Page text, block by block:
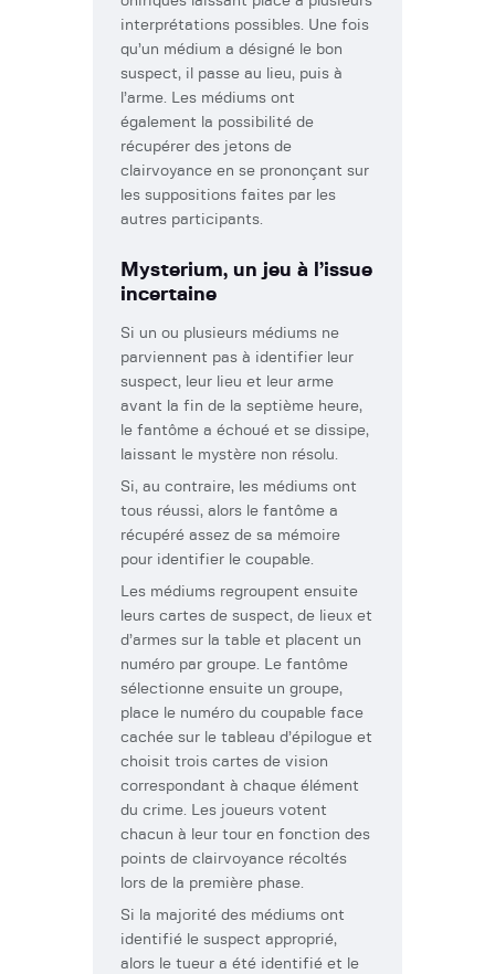
interprétations possibles. Une fois
qu’un médium a désigné le bon
suspect, il passe au lieu, puis à
l’arme. Les médiums ont
également la possibilité de
récupérer des jetons de
clairvoyance en se prononçant sur
les suppositions faites par les
autres participants.
Mysterium, un jeu à l’issue
incertaine
Si un ou plusieurs médiums ne
parviennent pas à identifier leur
suspect, leur lieu et leur arme
avant la fin de la septième heure,
le fantôme a échoué et se dissipe,
laissant le mystère non résolu.
Si, au contraire, les médiums ont
tous réussi, alors le fantôme a
récupéré assez de sa mémoire
pour identifier le coupable.
Les médiums regroupent ensuite
leurs cartes de suspect, de lieux et
d’armes sur la table et placent un
numéro par groupe. Le fantôme
sélectionne ensuite un groupe,
place le numéro du coupable face
cachée sur le tableau d’épilogue et
choisit trois cartes de vision
correspondant à chaque élément
du crime. Les joueurs votent
chacun à leur tour en fonction des
points de clairvoyance récoltés
lors de la première phase.
Si la majorité des médiums ont
identifié le suspect approprié,
alors le tueur a été identifié et le